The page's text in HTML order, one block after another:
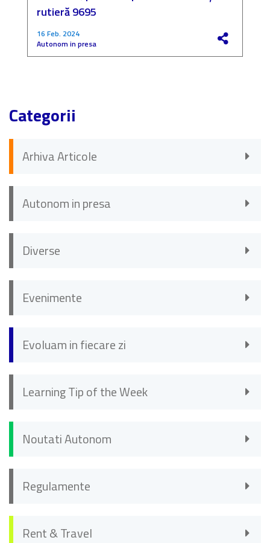
rutieră 9695
16 Feb. 2024
Autonom in presa
Categorii
Arhiva Articole
Autonom in presa
Diverse
Evenimente
Evoluam in fiecare zi
Learning Tip of the Week
Noutati Autonom
Regulamente
Rent & Travel